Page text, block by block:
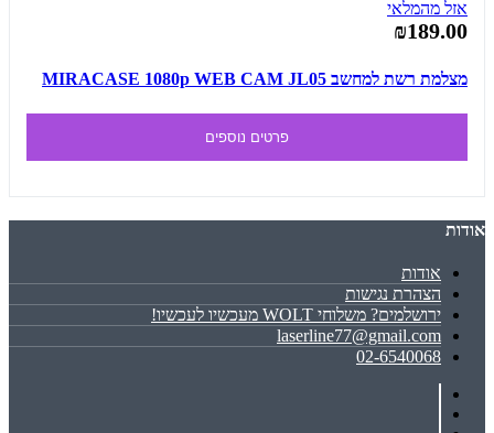
אזל מהמלאי
₪189.00
מצלמת רשת למחשב MIRACASE 1080p WEB CAM JL05
פרטים נוספים
אודות
אודות
הצהרת נגישות
ירושלמים? משלוחי WOLT מעכשיו לעכשיו!
laserline77@gmail.com
02-6540068